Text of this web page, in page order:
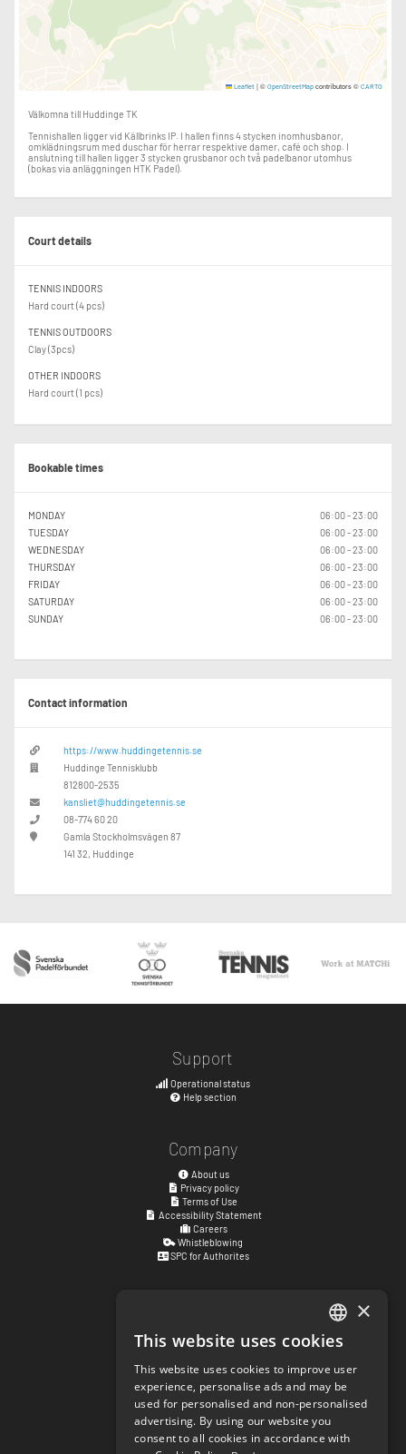
Leaflet |© OpenStreetMap contributors © CARTO
Välkomna till Huddinge TK
Tennishallen ligger vid Källbrinks IP. I hallen finns 4 stycken inomhusbanor,
omklädningsrum med duschar för herrar respektive damer, café och shop. I
anslutning till hallen ligger 3 stycken grusbanor och två padelbanor utomhus
(bokas via anläggningen HTK Padel).
Court details
TENNIS INDOORS
Hard court (4 pcs)
TENNIS OUTDOORS
Clay (3pcs)
OTHER INDOORS
Hard court (1 pcs)
Bookable times
MONDAY
06:00 - 23:00
TUESDAY
06:00 - 23:00
WEDNESDAY
06:00 - 23:00
THURSDAY
06:00 - 23:00
FRIDAY
06:00 - 23:00
SATURDAY
06:00 - 23:00
SUNDAY
06:00 - 23:00
Contact information
https://www.huddingetennis.se
Huddinge Tennisklubb
812800-2535
kansliet@huddingetennis.se
08-774 60 20
Gamla Stockholmsvägen 87
141 32, Huddinge
Support
Operational status
Help section
Company
About us
Privacy policy
Terms of Use
Accessibility Statement
Careers
Whistleblowing
SPC for Authorites
Kyrkogatan 17
411 15Göteborg,Sweden
Social links
facebook.com/matchisports
instagram.com/matchisports
MATCHi blog
ENGLISH
SWEDISH
NORWEGIAN
DANISH
×
This website uses cookies
This website uses cookies to improve user
experience, personalise ads and may be
used for personalised and non-personalised
advertising. By using our website you
consent to all cookies in accordance with